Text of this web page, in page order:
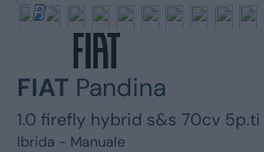
Marchi
FIAT Pandina
1.0 firefly hybrid s&s 70cv 5p.ti
Ibrida - Manuale